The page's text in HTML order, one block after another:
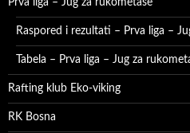
Prva liga – Jug za rukometaše
Raspored i rezultati – Prva liga –
Tabela – Prva liga – Jug za
Rafting klub Eko-viking
RK Bosna